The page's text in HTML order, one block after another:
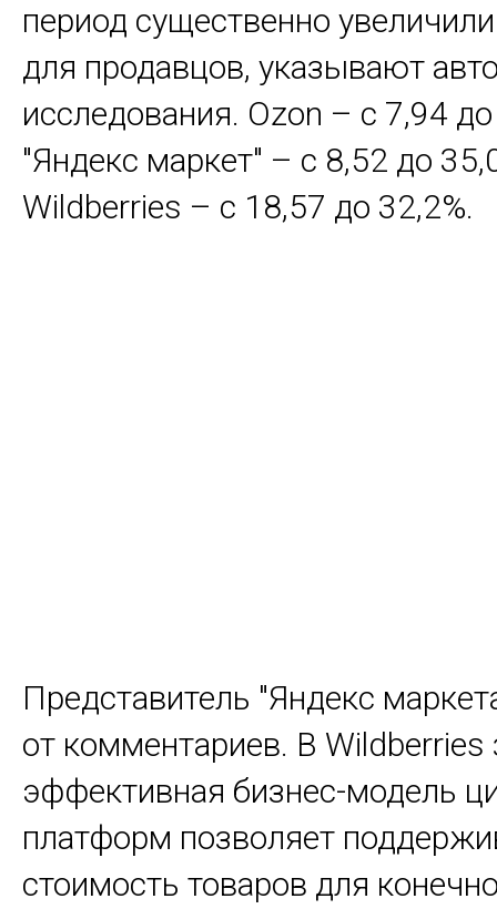
период существенно
для продавцов, указывают
исследования. Ozon – с 7,94
"Яндекс маркет" – с 8,52 до
Wildberries – с 18,57 до 32,2%.
Представитель "Яндекс
от комментариев. В Wildberries
эффективная бизнес-модель
платформ позволяет
стоимость товаров для